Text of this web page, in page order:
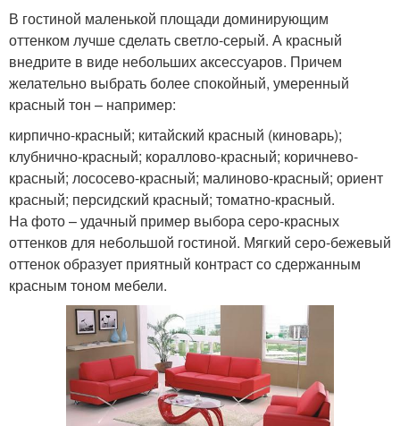
В гостиной маленькой площади доминирующим
оттенком лучше сделать светло-серый. А красный
внедрите в виде небольших аксессуаров. Причем
желательно выбрать более спокойный, умеренный
красный тон – например:
кирпично-красный; китайский красный (киноварь);
клубнично-красный; кораллово-красный; коричнево-
красный; лососево-красный; малиново-красный; ориент
красный; персидский красный; томатно-красный.
На фото – удачный пример выбора серо-красных
оттенков для небольшой гостиной. Мягкий серо-бежевый
оттенок образует приятный контраст со сдержанным
красным тоном мебели.